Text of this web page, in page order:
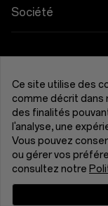
Bundles
Lifestyle
Programme de remise
FAQ Shopping
Manuels d’utilisation
Nous contacter
Dépannage
Société
Communauté
Red Cable Club
OnePlus Store App
Politique de
Ce site utilise des
comme décrit dans
des finalités
l'analyse, une
Vous pouvez
ou gérer vos
consultez notre